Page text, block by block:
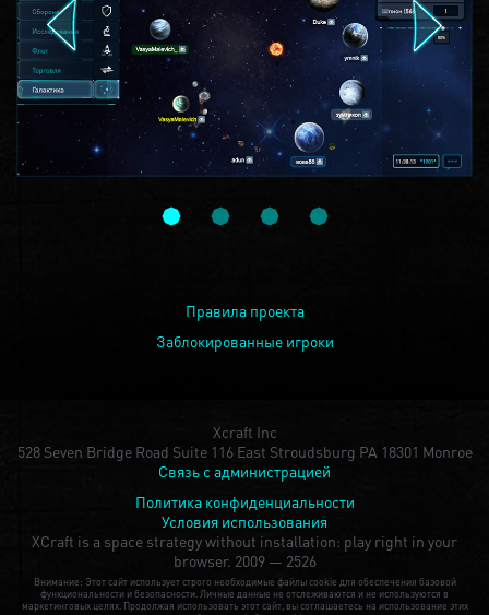
Правила проекта
Заблокированные игроки
Xcraft Inc
528 Seven Bridge Road Suite 116 East Stroudsburg PA 18301 Monroe
Связь с администрацией
Политика конфиденциальности
Условия использования
XCraft is a space strategy without installation: play right in your
browser. 2009 — 2526
Внимание: Этот сайт использует строго необходимые файлы cookie для обеспечения базовой
функциональности и безопасности. Личные данные не отслеживаются и не используются в
маркетинговых целях. Продолжая использовать этот сайт, вы соглашаетесь на использование этих